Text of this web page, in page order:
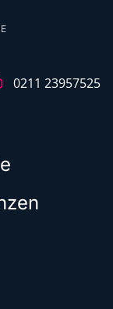
0211 23957525